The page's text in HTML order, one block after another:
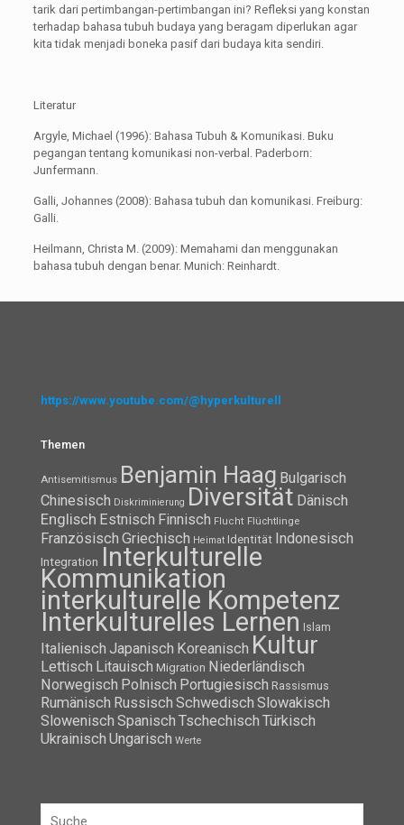
tarik dari pertimbangan-pertimbangan ini? Refleksi yang konstan
terhadap bahasa tubuh budaya yang beragam diperlukan agar
kita tidak menjadi boneka pasif dari budaya kita sendiri.
Literatur
Argyle, Michael (1996): Bahasa Tubuh & Komunikasi. Buku
pegangan tentang komunikasi non-verbal. Paderborn:
Junfermann.
Galli, Johannes (2008): Bahasa tubuh dan komunikasi. Freiburg:
Galli.
Heilmann, Christa M. (2009): Memahami dan menggunakan
bahasa tubuh dengan benar. Munich: Reinhardt.
https://www.youtube.com/@hyperkulturell
Themen
Antisemitismus Benjamin Haag Bulgarisch
Chinesisch Diskriminierung Diversität Dänisch
Englisch Estnisch Finnisch Flucht Flüchtlinge
Französisch Griechisch Heimat Identität Indonesisch
Integration Interkulturelle
Kommunikation
interkulturelle Kompetenz
Interkulturelles Lernen Islam
Italienisch Japanisch Koreanisch Kultur
Lettisch Litauisch Migration Niederländisch
Norwegisch Polnisch Portugiesisch Rassismus
Rumänisch Russisch Schwedisch Slowakisch
Slowenisch Spanisch Tschechisch Türkisch
Ukrainisch Ungarisch Werte